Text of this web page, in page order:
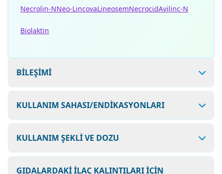
Necrolin-NNeo-LincovaLineosemNecrocidAvilinc-N
Biolaktin
BİLEŞİMİ
KULLANIM SAHASI/ENDİKASYONLARI
KULLANIM ŞEKLİ VE DOZU
GIDALARDAKİ İLAÇ KALINTILARI İÇİN